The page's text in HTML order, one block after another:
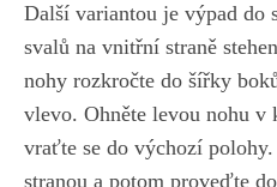
Další variantou je ⁣výpad do
svalů⁢ na vnitřní straně
nohy rozkročte do šířky‍
vlevo. Ohněte‌ levou nohu v‍
vraťte se do výchozí
stranou a ⁣potom proveďte⁢